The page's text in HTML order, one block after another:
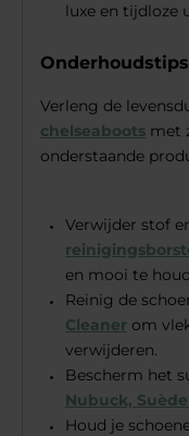
luxe en tijdloze
Onderhoudstips
Verleng de
chelseaboots met
onderstaande
Verwijder stof
en mooi te
Reinig de
Cleaner om
verwijderen.
Bescherm het
Nubuck,
Houd je